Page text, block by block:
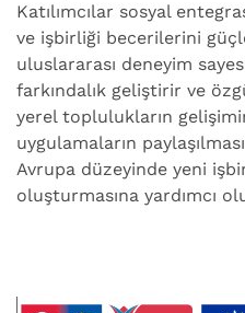
Katılımcılar sosyal
ve işbirliği becerilerini
uluslararası deneyim
farkındalık geliştirir ve
yerel toplulukların
uygulamaların
Avrupa düzeyinde yeni
oluşturmasına yardımcı